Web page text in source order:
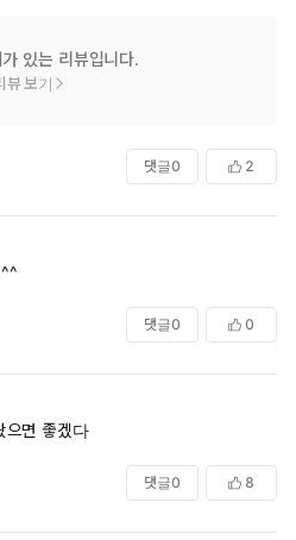
있는 리뷰입니다.
뷰 보기
댓글0 2
댓글0 0
으면 좋겠다
댓글0 8